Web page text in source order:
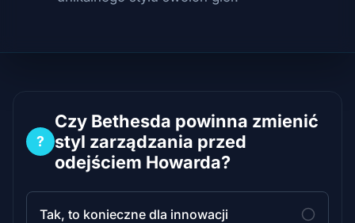
?
Czy Bethesda powinna zmienić
styl zarządzania przed
odejściem Howarda?
Tak, to konieczne dla innowacji